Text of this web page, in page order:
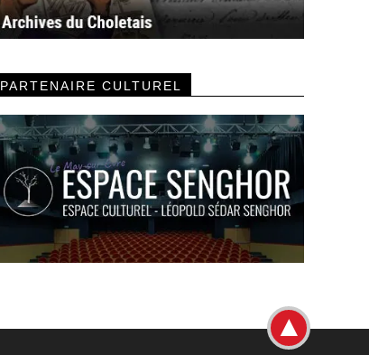
PARTENAIRE CULTUREL